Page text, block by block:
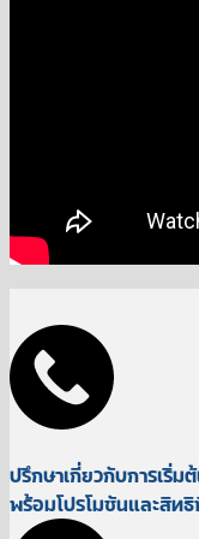
ปรึกษาเกี่ยวกับการเริ่
พร้อมโปรโมชันและสิทธิ